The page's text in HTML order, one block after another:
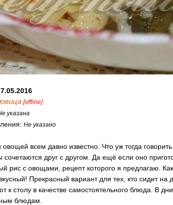
[offline]
указана
Не указано
всем давно известно. Что уж тогда
сочетаются друг с другом. Да ещё если оно
рис с овощами, рецепт которого я предлагаю.
Прекрасный вариант для тех, кто сидит на
к столу в качестве самостоятельного блюда. В
блюдам.